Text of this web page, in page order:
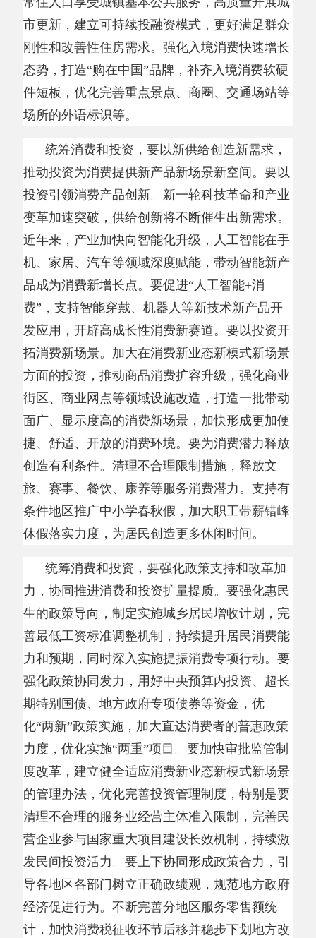
统筹消费和投资，要以新供给创造新需求，
推动投资为消费提供新产品新场景新空间。要以
投资引领消费产品创新。新一轮科技革命和产业
变革加速突破，供给创新将不断催生出新需求。
近年来，产业加快向智能化升级，人工智能在手
机、家居、汽车等领域深度赋能，带动智能新产
费”，支持智能穿戴、机器人等新技术新产品开
发应用，开辟高成长性消费新赛道。要以投资开
拓消费新场景。加大在消费新业态新模式新场景
街区、商业网点等领域设施改造，打造一批带动
面广、显示度高的消费新场景，加快形成更加便
捷、舒适、开放的消费环境。要为消费潜力释放
创造有利条件。清理不合理限制措施，释放文
旅、赛事、餐饮、康养等服务消费潜力。支持有
条件地区推广中小学春秋假，加大职工带薪错峰
休假落实力度，为居民创造更多休闲时间。
统筹消费和投资，要强化政策支持和改革加
力，协同推进消费和投资扩量提质。要强化惠民
生的政策导向，制定实施城乡居民增收计划，完
善最低工资标准调整机制，持续提升居民消费能
力和预期，同时深入实施提振消费专项行动。要
期特别国债、地方政府专项债券等资金，优
化“两新”政策实施，加大直达消费者的普惠政策
力度，优化实施“两重”项目。要加快审批监管制
的管理办法，优化完善投资管理制度，特别是要
清理不合理的服务业经营主体准入限制，完善民
营企业参与国家重大项目建设长效机制，持续激
发民间投资活力。要上下协同形成政策合力，引
导各地区各部门树立正确政绩观，规范地方政府
经济促进行为。不断完善分地区服务零售额统
计，加快消费税征收环节后移并稳步下划地方改
分享:
打印本页 关闭窗口
主办：阿克陶县人民政府办公室 政府网站标识
码：6530220001
承办：阿克陶县政务服务和数字发展中心 邮